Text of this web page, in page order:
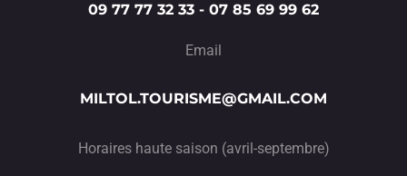
09 77 77 32 33 - 07 85 69 99 62
Email
MILTOL.TOURISME@GMAIL.COM
Horaires haute saison (avril-septembre)